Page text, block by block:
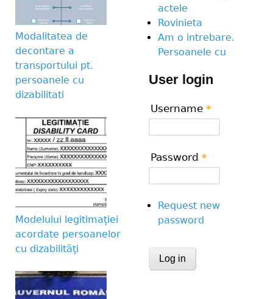
Modalitatea de
decontare a
transportului pt.
persoanele cu
dizabilitati
Modelului legitimației
acordate persoanelor
cu dizabilități
actele
Rovinieta
Am o intrebare.
Persoanele cu
User login
Username *
Password *
Request new
password
CAPTCHA